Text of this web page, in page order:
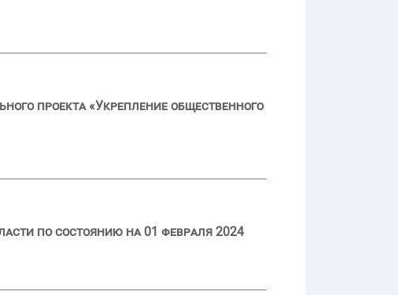
проекта «Укрепление общественного
по состоянию на 01 февраля 2024